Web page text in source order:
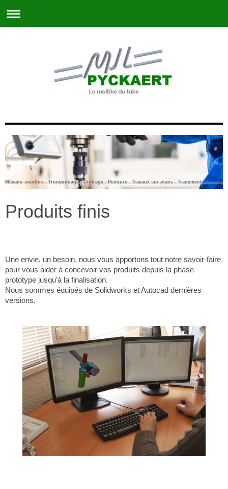
Mécano soudure - Tronçonnage - Cintrage - Peinture - Travaux sur plans - Traitements de
Produits finis
Une envie, un besoin, nous vous apportons tout notre savoir-faire
pour vous aider à concevoir vos produits depuis la phase
prototype jusqu'à la finalisation.
Nous sommes équipés de Solidworks et Autocad dernières
versions.